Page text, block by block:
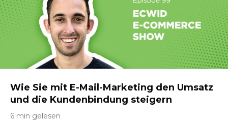
Wie Sie mit E-Mail-Marketing den Umsatz
und die Kundenbindung steigern
6 min gelesen